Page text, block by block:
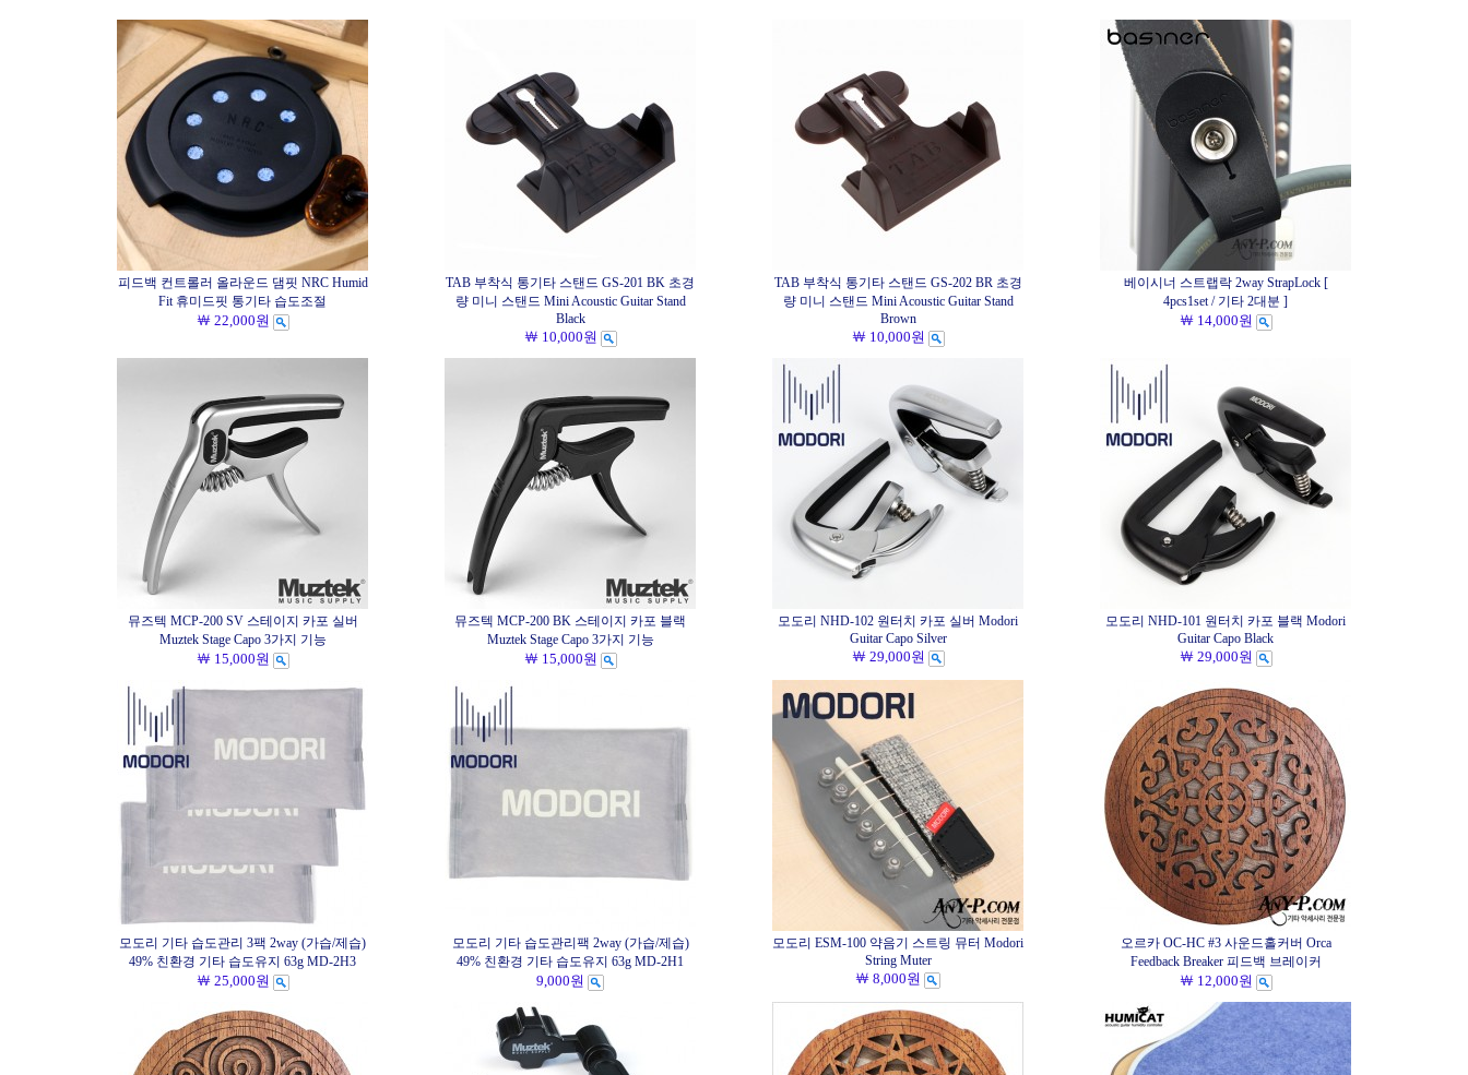
피드백 컨트롤러 올라운드 댐핏 NRC Humid
Fit 휴미드핏 통기타 습도조절
￦ 22,000원
TAB 부착식 통기타 스탠드 GS-201 BK 초경
량 미니 스탠드 Mini Acoustic Guitar Stand
Black
￦ 10,000원
TAB 부착식 통기타 스탠드 GS-202 BR 초경
량 미니 스탠드 Mini Acoustic Guitar Stand
Brown
￦ 10,000원
베이시너 스트랩락 2way StrapLock [
4pcs1set / 기타 2대분 ]
￦ 14,000원
뮤즈텍 MCP-200 SV 스테이지 카포 실버
Muztek Stage Capo 3가지 기능
￦ 15,000원
뮤즈텍 MCP-200 BK 스테이지 카포 블랙
Muztek Stage Capo 3가지 기능
￦ 15,000원
모도리 NHD-102 원터치 카포 실버 Modori
Guitar Capo Silver
￦ 29,000원
모도리 NHD-101 원터치 카포 블랙 Modori
Guitar Capo Black
￦ 29,000원
모도리 기타 습도관리 3팩 2way (가습/제습)
49% 친환경 기타 습도유지 63g MD-2H3
￦ 25,000원
모도리 기타 습도관리팩 2way (가습/제습)
49% 친환경 기타 습도유지 63g MD-2H1
9,000원
모도리 ESM-100 약음기 스트링 뮤터 Modori
String Muter
￦ 8,000원
오르카 OC-HC #3 사운드홀커버 Orca
Feedback Breaker 피드백 브레이커
￦ 12,000원